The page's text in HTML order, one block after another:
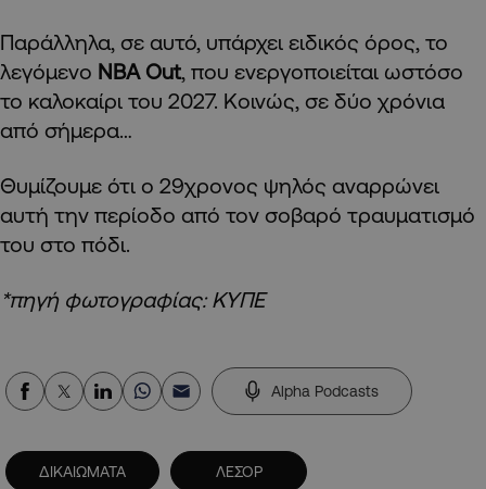
Παράλληλα, σε αυτό, υπάρχει ειδικός όρος, το
λεγόμενο ΝΒΑ Out, που ενεργοποιείται ωστόσο
το καλοκαίρι του 2027. Κοινώς, σε δύο χρόνια
από σήμερα…
Θυμίζουμε ότι ο 29χρονος ψηλός αναρρώνει
αυτή την περίοδο από τον σοβαρό τραυματισμό
του στο πόδι.
*πηγή φωτογραφίας: ΚΥΠΕ
Alpha Podcasts
ΔΙΚΑΙΩΜΑΤΑ ΛΕΣΟΡ